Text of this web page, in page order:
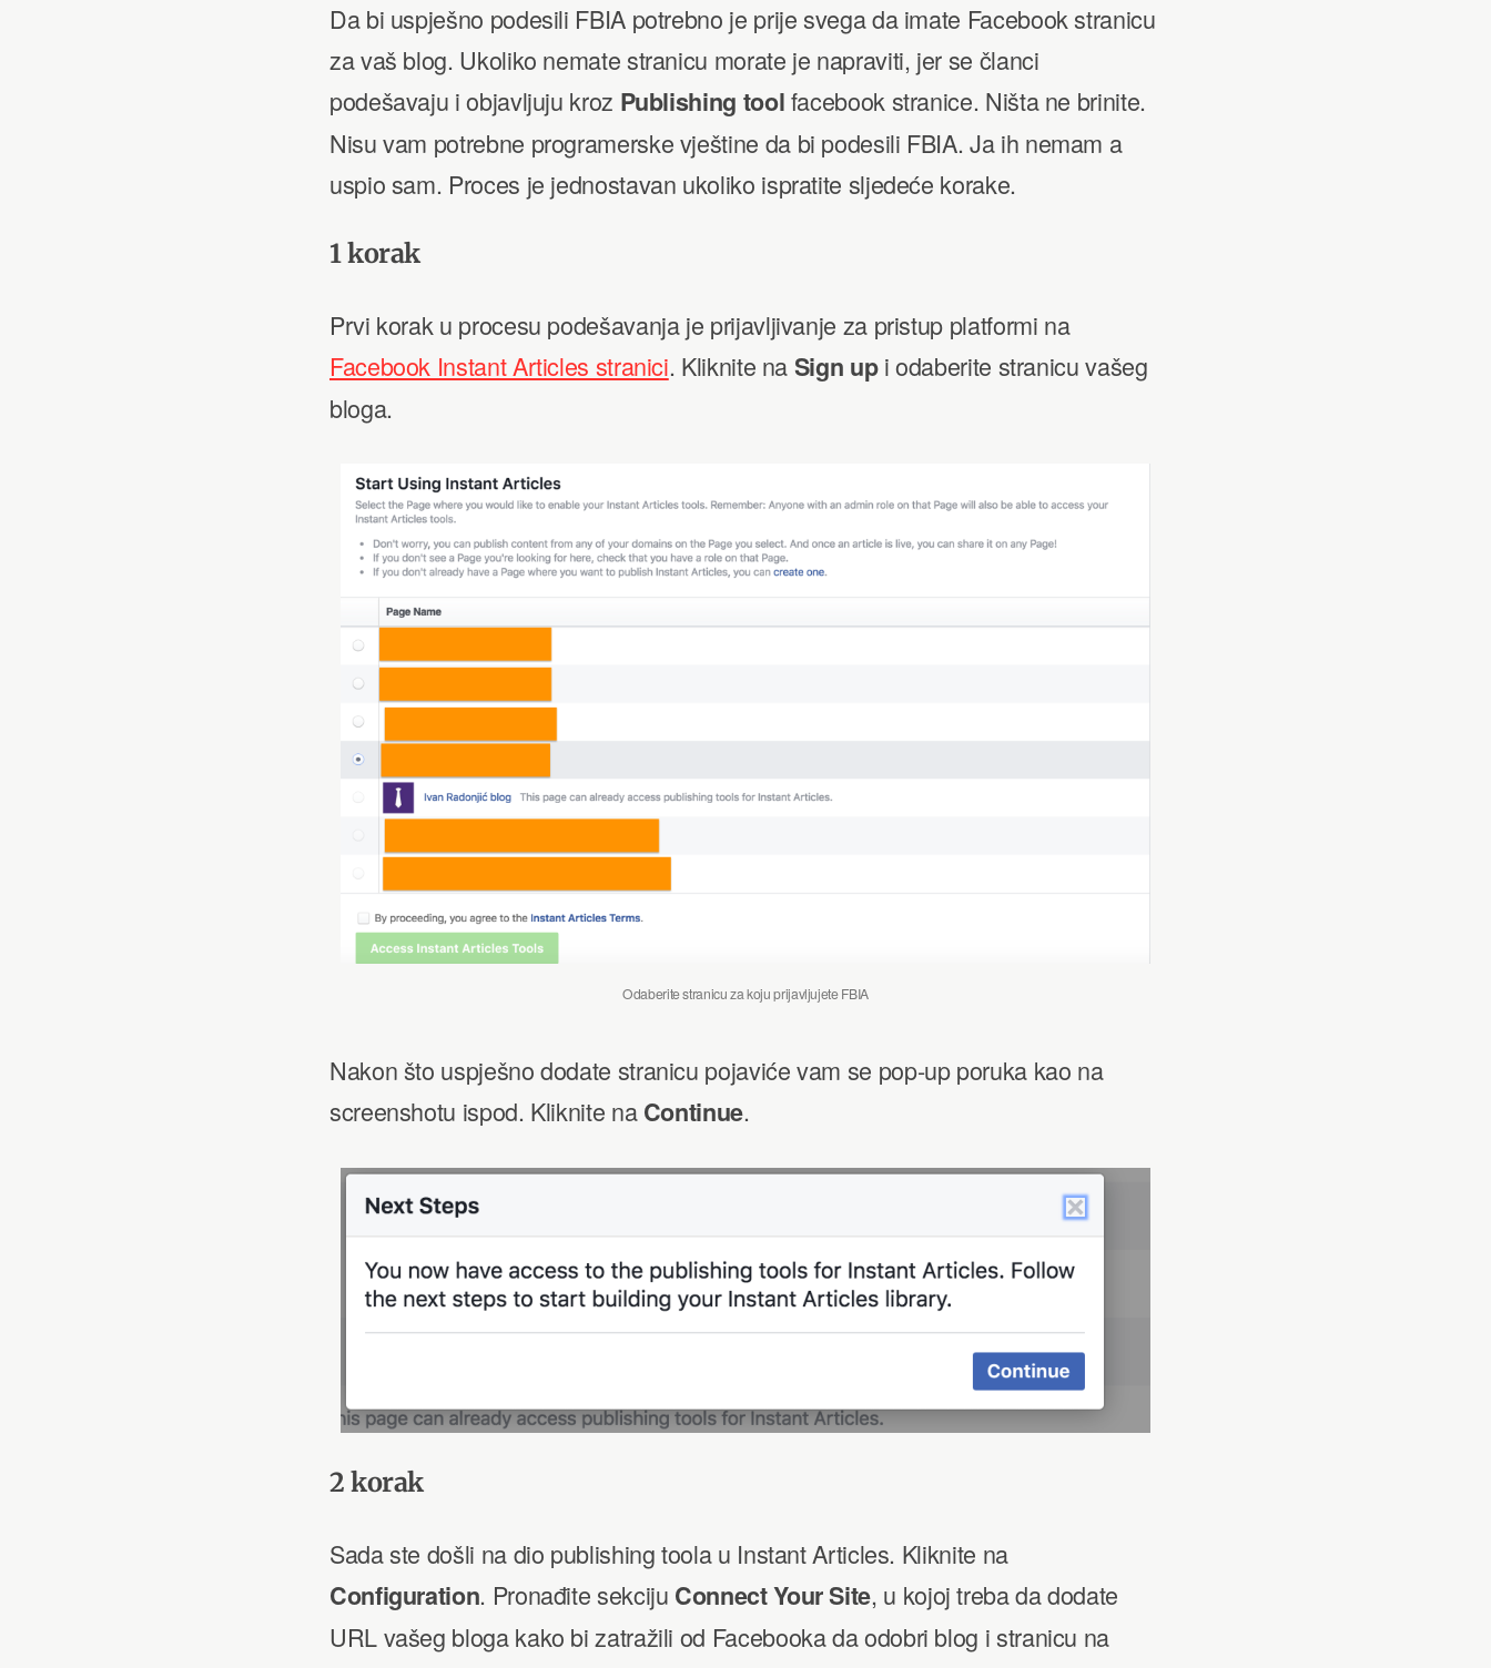
Da bi uspješno podesili FBIA potrebno je prije svega da imate Facebook stranicu
za vaš blog. Ukoliko nemate stranicu morate je napraviti, jer se članci
podešavaju i objavljuju kroz Publishing toolfacebook stranice. Ništa ne brinite.
Nisu vam potrebne programerske vještine da bi podesili FBIA. Ja ih nemam a
uspio sam. Proces je jednostavan ukoliko ispratite sljedeće korake.
1 korak
Prvi korak u procesu podešavanja je prijavljivanje za pristup platformi na
Facebook Instant Articles stranici. Kliknite naSign upi odaberite stranicu vašeg
bloga.
Odaberite stranicu za koju prijavljujete FBIA
Nakon što uspješno dodate stranicu pojaviće vam se pop-up poruka kao na
screenshotu ispod. Kliknite naContinue.
2 korak
Sada ste došli na dio publishing toola u Instant Articles. Kliknite na
Configuration. Pronađite sekciju Connect Your Site, u kojoj treba da dodate
URL vašeg bloga kako bi zatražili od Facebooka da odobri blog i stranicu na